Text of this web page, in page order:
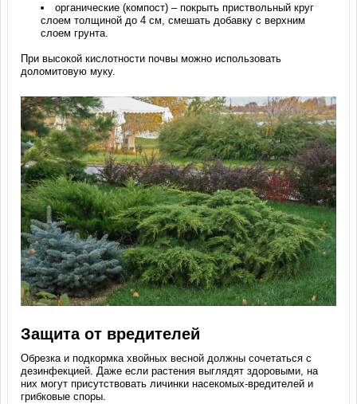
органические (компост) – покрыть приствольный круг
слоем толщиной до 4 см, смешать добавку с верхним
слоем грунта.
При высокой кислотности почвы можно использовать
доломитовую муку.
Защита от вредителей
Обрезка и подкормка хвойных весной должны сочетаться с
дезинфекцией. Даже если растения выглядят здоровыми, на
них могут присутствовать личинки насекомых-вредителей и
грибковые споры.